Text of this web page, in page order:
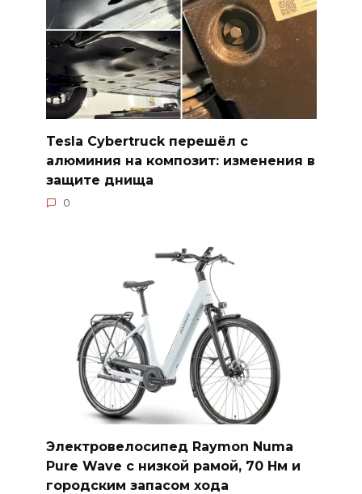
Tesla Cybertruck перешёл с
алюминия на композит: изменения в
защите днища
0
Электровелосипед Raymon Numa
Pure Wave с низкой рамой, 70 Нм и
городским запасом хода